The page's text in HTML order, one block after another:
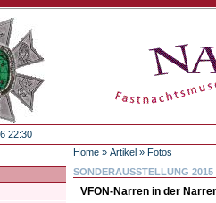
22:30
Home » Artikel » Fotos
SONDERAUSSTELLUNG 2015
VFON-Narren in der